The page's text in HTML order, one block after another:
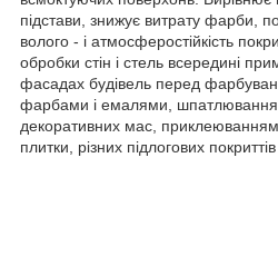
підстави, знижує витрату фарби,
волого - і атмосферостійкість
обробки стін і стель всередині
фасадах будівель перед
фарбами і емалями,
декоративних мас,
плитки, різних підлогових покриттів